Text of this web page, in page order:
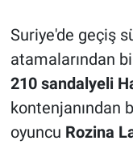
Suriye'de geçiş
atamalarından
210 sandalyeli
kontenjanından
oyuncu Rozina